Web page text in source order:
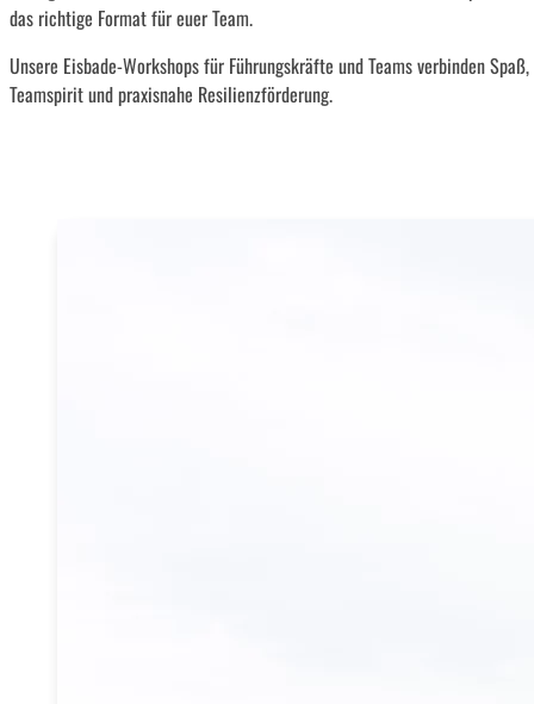
das richtige Format für euer Team.
Unsere Eisbade-Workshops für Führungskräfte und Teams verbinden
Teamspirit und praxisnahe Resilienzförderung.